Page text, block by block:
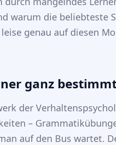
warum die beliebteste
genau auf diesen
ganz
der
–
auf den Bus wartet.